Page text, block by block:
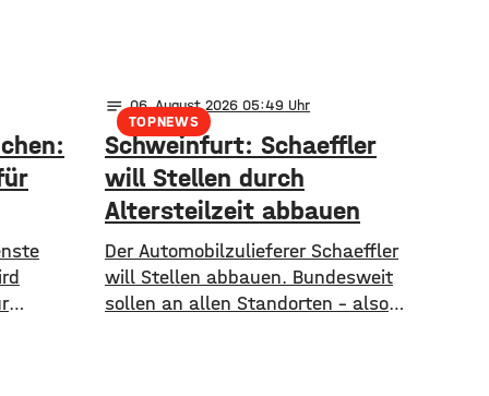
TOPNEWS
notes 06. August 2026 05:49
Schweinfurt: Schaeffler
will Stellen durch
Altersteilzeit abbauen
Der Automobilzulieferer Schaeffler
will Stellen abbauen. Bundesweit
sollen an allen Standorten – also